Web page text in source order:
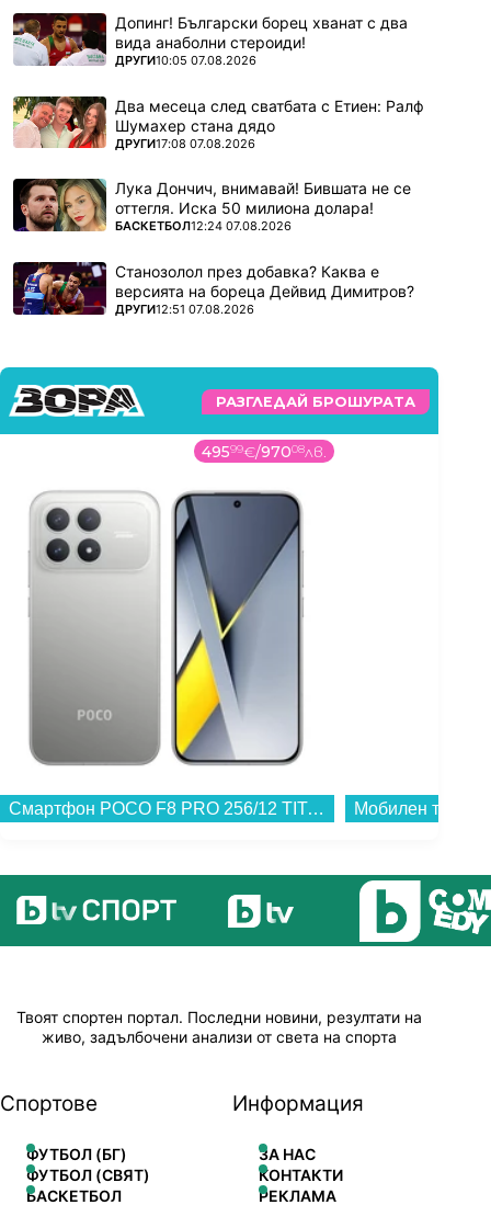
Допинг! Български борец хванат с два
вида анаболни стероиди!
ПОВЕЧЕ ОТ
ДРУГИ10:05 07.08.2026
Два месеца след сватбата с Етиен: Ралф
Шумахер стана дядо
ПОВЕЧЕ ОТ
ДРУГИ17:08 07.08.2026
Лука Дончич, внимавай! Бившата не се
оттегля. Иска 50 милиона долара!
ПОВЕЧЕ ОТ
БАСКЕТБОЛ12:24 07.08.2026
Станозолол през добавка? Каква е
версията на бореца Дейвид Димитров?
ПОВЕЧЕ ОТ
ДРУГИ12:51 07.08.2026
РАЗГЛЕДАЙ БРОШУРАТА
49599€/97008лв.
Смартфон POCO F8 PRO 256/12 TITANIUM SILVER , 12 GB, 256 GB...
Твоят спортен портал. Последни новини, резултати на
живо, задълбочени анализи от света на спорта
Спортове
ФУТБОЛ (БГ)
ФУТБОЛ (СВЯТ)
БАСКЕТБОЛ
Информация
ЗА НАС
КОНТАКТИ
РЕКЛАМА